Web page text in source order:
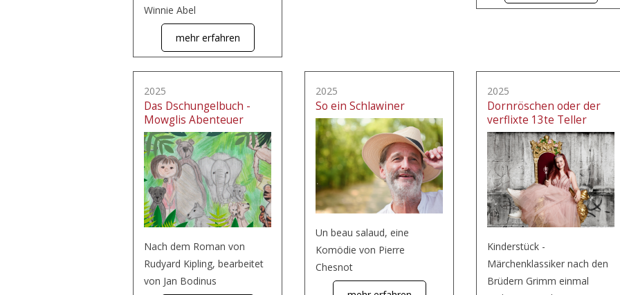
Winnie Abel
mehr erfahren
2025
Das Dschungelbuch -
Mowglis Abenteuer
Nach dem Roman von
Rudyard Kipling, bearbeitet
von Jan Bodinus
2025
So ein Schlawiner
Un beau salaud, eine
Komödie von Pierre
Chesnot
2025
Dornröschen oder der
verflixte 13te Teller
Kinderstück -
Märchenklassiker nach den
Brüdern Grimm einmal